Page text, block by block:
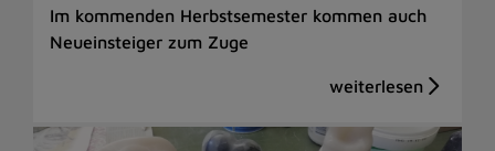
Im kommenden Herbstsemester kommen auch
Neueinsteiger zum Zuge